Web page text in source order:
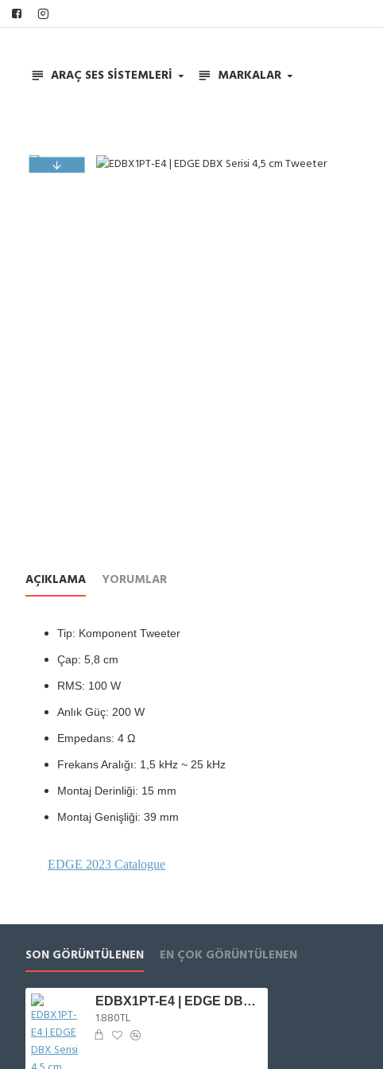
ARAÇ SES SISTEMLERI MARKALAR
AÇIKLAMA YORUMLAR
Tip: Komponent Tweeter
Çap: 5,8 cm
RMS: 100 W
Anlık Güç: 200 W
Empedans: 4 Ω
Frekans Aralığı: 1,5 kHz ~ 25 kHz
Montaj Derinliği: 15 mm
Montaj Genişliği: 39 mm
EDGE 2023 Catalogue
SON GÖRÜNTÜLENEN EN ÇOK GÖRÜNTÜLENEN
EDBX1PT-E4 | EDGE DBX Serisi 4,5 cm Tweeter
1.880TL